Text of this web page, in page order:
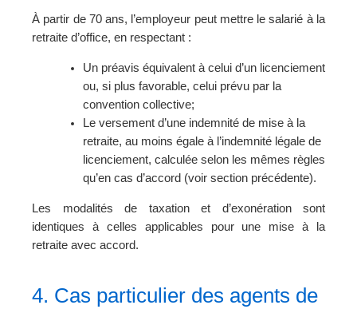
À partir de 70 ans, l’employeur peut mettre le salarié à la
retraite d’office, en respectant :
Un préavis équivalent à celui d’un licenciement
ou, si plus favorable, celui prévu par la
convention collective;
Le versement d’une indemnité de mise à la
retraite, au moins égale à l’indemnité légale de
licenciement, calculée selon les mêmes règles
qu’en cas d’accord (voir section précédente).
Les modalités de taxation et d’exonération sont
identiques à celles applicables pour une mise à la
retraite avec accord.
4. Cas particulier des agents de